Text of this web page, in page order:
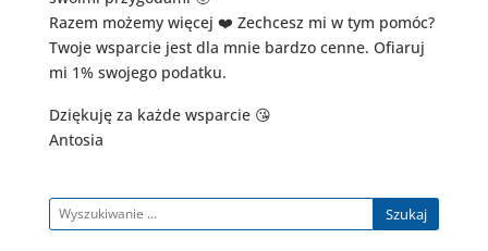
Razem możemy więcej ❤️ Zechcesz mi w tym pomóc?
Twoje wsparcie jest dla mnie bardzo cenne. Ofiaruj
mi 1% swojego podatku.
Dziękuję za każde wsparcie 😘
Antosia
Szukaj